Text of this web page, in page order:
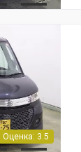
Оценка: 3.5